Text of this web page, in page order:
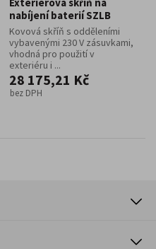
nabíjení baterií SZLB
Kovová skříň s odděleními
vybavenými 230 V zásuvkami,
vhodná pro použití v
exteriéru i ...
28 175,21 Kč
bez DPH